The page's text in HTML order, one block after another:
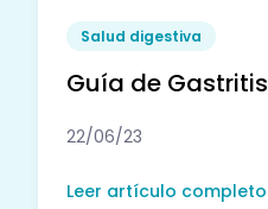
Salud digestiva
Guía de Gastritis
22/06/23
Leer artículo completo